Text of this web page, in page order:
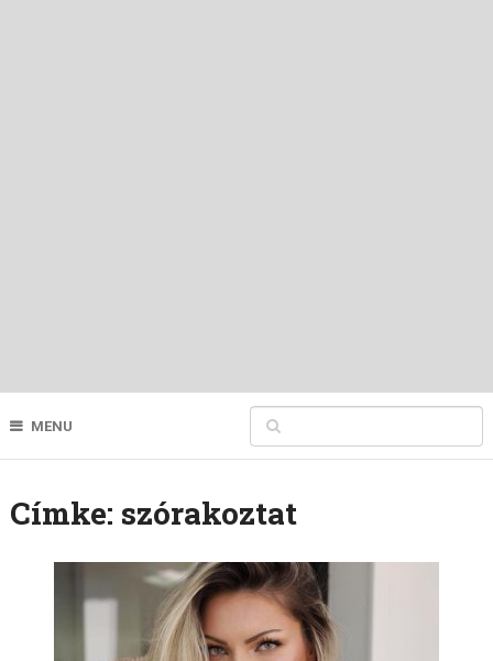
MENU
Címke: szórakoztat